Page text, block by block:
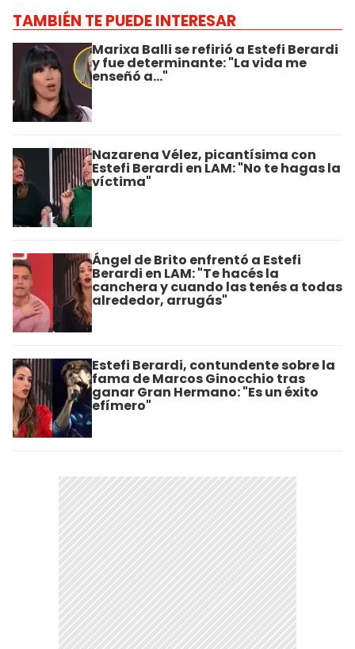
TAMBIÉN TE PUEDE INTERESAR
Marixa Balli se refirió a Estefi Berardi
y fue determinante: "La vida me
enseñó a..."
Nazarena Vélez, picantísima con
Estefi Berardi en LAM: "No te hagas la
víctima"
Ángel de Brito enfrentó a Estefi
Berardi en LAM: "Te hacés la
canchera y cuando las tenés a todas
alrededor, arrugás"
Estefi Berardi, contundente sobre la
fama de Marcos Ginocchio tras
ganar Gran Hermano: "Es un éxito
efímero"